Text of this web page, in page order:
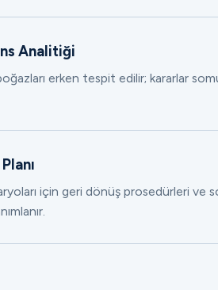
Analitiği
erken tespit edilir; kararlar
için geri dönüş prosedürleri ve